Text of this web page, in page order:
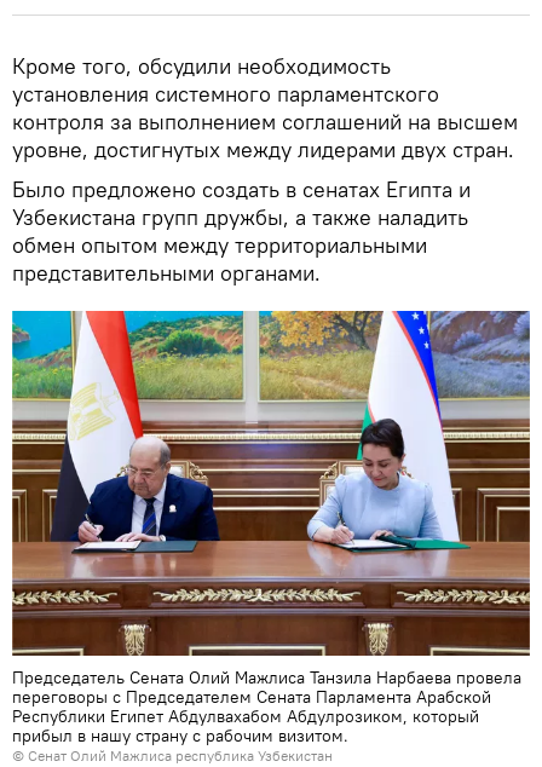
Кроме того, обсудили необходимость
установления системного парламентского
контроля за выполнением соглашений на высшем
уровне, достигнутых между лидерами двух стран.
Было предложено создать в сенатах Египта и
Узбекистана групп дружбы, а также наладить
обмен опытом между территориальными
представительными органами.
Председатель Сената Олий Мажлиса Танзила Нарбаева провела
переговоры с Председателем Сената Парламента Арабской
Республики Египет Абдулвахабом Абдулрозиком, который
прибыл в нашу страну с рабочим визитом.
© Сенат Олий Мажлиса республика Узбекистан